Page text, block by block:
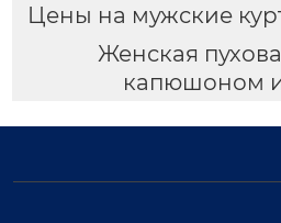
Цены на мужские
Женская
капюшоном